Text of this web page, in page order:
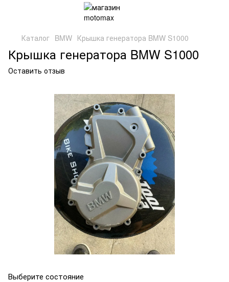
Каталог BMW Крышка генератора BMW S1000
Крышка генератора BMW S1000
Оставить отзыв
Выберите состояние